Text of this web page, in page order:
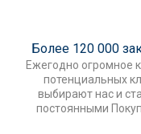
Более 120 000
Ежегодно огромное
потенциальных
выбирают нас и
постоянными